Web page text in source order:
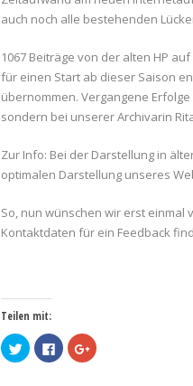
auch noch alle bestehenden
1067 Beiträge von der alten HP
für einen Start ab dieser Saison
übernommen. Vergangene
sondern bei unserer Archivarin
Zur Info: Bei der Darstellung in
optimalen Darstellung unseres
So, nun wünschen wir erst einmal
Kontaktdaten für ein Feedback
Teilen mit:
Klick,
um
über
Klick,
um
Zum
Teilen